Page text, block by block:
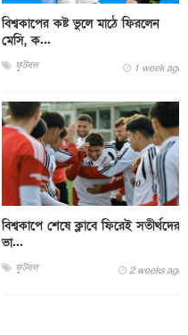
বিশ্বকাপের কষ্ট ভুলে মাঠে ফিরলেন
মেসি, ক...
ফুটবল 1 week ago
বিশ্বকাপে শেষে ক্লাবে ফিরেই সতীর্থদের
ভা...
ফুটবল 2 weeks ago